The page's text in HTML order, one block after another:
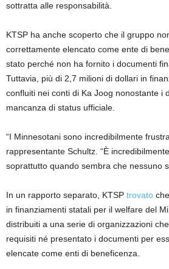
sottratta alle responsabilità.
KTSP ha anche scoperto che il gruppo
correttamente elencato come ente di
stato perché non ha fornito i documenti
Tuttavia, più di 2,7 milioni di dollari in
confluiti nei conti di Ka Joog nonostante i
mancanza di status ufficiale.
“I Minnesotani sono incredibilmente
rappresentante Schultz. “È
soprattutto quando sembra che nessuno
In un rapporto separato, KTSP trovato
in finanziamenti statali per il welfare del
distribuiti a una serie di organizzazioni
requisiti né presentato i documenti per
elencate come enti di beneficenza.